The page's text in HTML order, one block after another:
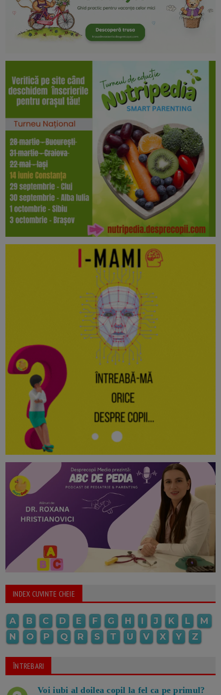
INDEX CUVINTE CHEIE
A B C D E F G H I J K L
M
N
O P Q R S T U V X Y Z
ÎNTREBARI
Voi iubi al doilea copil la fel ca pe primul?